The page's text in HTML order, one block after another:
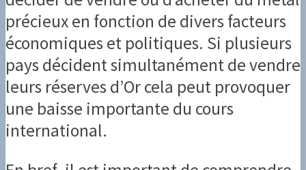
précieux en fonction de divers facteurs
économiques et politiques. Si plusieurs
pays décident simultanément de vendre
leurs réserves d’Or cela peut provoquer
une baisse importante du cours
international.